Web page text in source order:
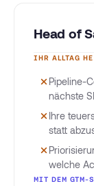
Head of
IHR ALLTAG
Pipeline-
nächste
Ihre
statt
welche
MIT DEM GTM-